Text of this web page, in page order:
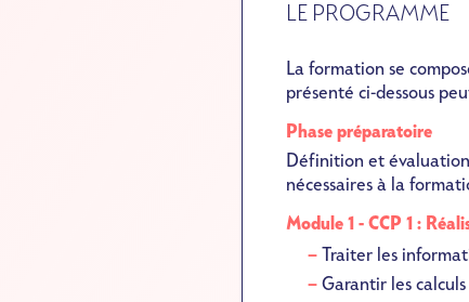
LE PROGRAMME
La formation se
présenté ci-dessous
Phase préparatoire
Définition et
nécessaires à la
Module 1 - CCP 1 :
Traiter les
Garantir les